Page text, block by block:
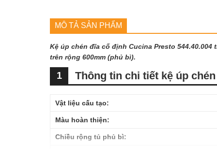
MÔ TẢ SẢN PHẨM
Kệ úp chén đĩa cố định Cucina Presto
trên rộng 600mm (phủ bì).
Thông tin chi tiết kệ úp
1
Vật liệu cấu tạo:
Màu hoàn thiện:
Chiều rộng tủ phủ bì: